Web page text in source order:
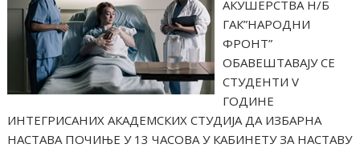
АКУШЕРСТВА Н/Б
ГАК”НАРОДНИ
ФРОНТ”
ОБАВЕШТАВАЈУ СЕ
СТУДЕНТИ V
ГОДИНЕ
ИНТЕГРИСАНИХ АКАДЕМСКИХ СТУДИЈА ДА ИЗБАРНА
НАСТАВА ПОЧИЊЕ У 13 ЧАСОВА У КАБИНЕТУ ЗА НАСТАВУ